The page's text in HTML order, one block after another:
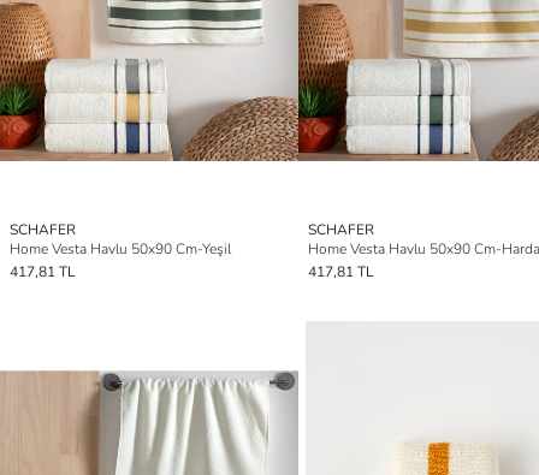
SCHAFER
Home Vesta Havlu 50x90 Cm-Yeşil
417,81 TL
SCHAFER
Home Vesta Havlu 50x90 Cm-
417,81 TL